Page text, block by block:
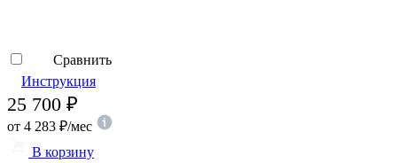
Сравнить
Инструкция
25 700 ₽
от 4 283 ₽/мес
В корзину